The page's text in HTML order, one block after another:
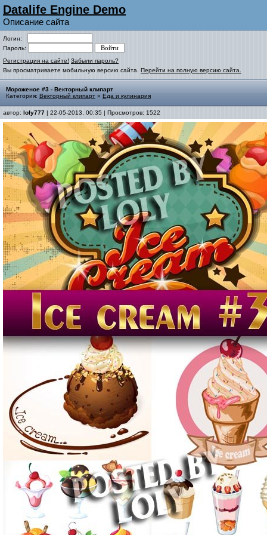
Datalife Engine Demo
Описание сайта
Логин:
Пароль:
Регистрация на сайте! Забыли пароль?
Вы просматриваете мобильную версию сайта. Перейти на полную версию сайта.
Мороженое #3 - Векторный клипарт
Категория: Векторный клипарт » Еда и кулинария
автор: loly777 | 22-05-2013, 00:35 | Просмотров: 1522